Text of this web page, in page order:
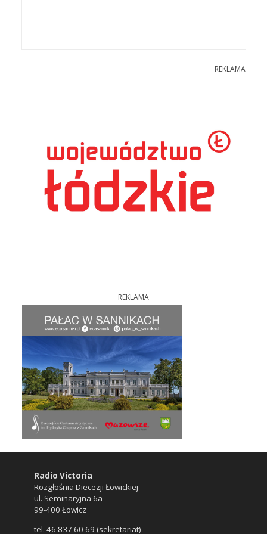
REKLAMA
REKLAMA
Radio Victoria
Rozgłośnia Diecezji Łowickiej
ul. Seminaryjna 6a
99-400 Łowicz
tel. 46 837 60 69 (sekretariat)